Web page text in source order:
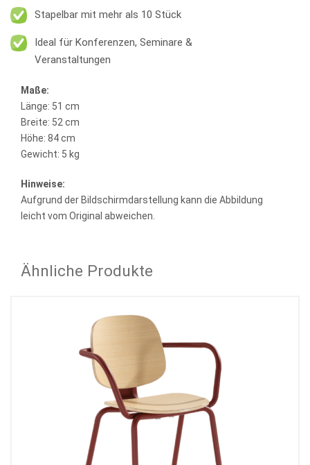
Stapelbar mit mehr als 10 Stück
Ideal für Konferenzen, Seminare &
Veranstaltungen
Maße:
Länge: 51 cm
Breite: 52 cm
Höhe: 84 cm
Gewicht: 5 kg
Hinweise:
Aufgrund der Bildschirmdarstellung kann die Abbildung
leicht vom Original abweichen.
Ähnliche Produkte